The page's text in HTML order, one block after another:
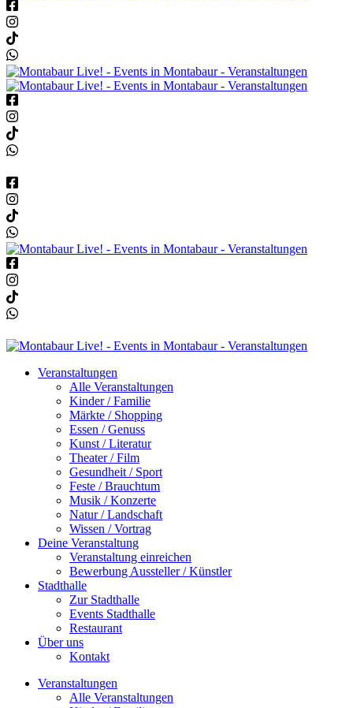
Veranstaltungen
Alle Veranstaltungen
Kinder / Familie
Märkte / Shopping
Essen / Genuss
Kunst / Literatur
Theater / Film
Gesundheit / Sport
Feste / Brauchtum
Musik / Konzerte
Natur / Landschaft
Wissen / Vortrag
Deine Veranstaltung
Veranstaltung einreichen
Bewerbung Aussteller / Künstler
Stadthalle
Zur Stadthalle
Events Stadthalle
Restaurant
Über uns
Kontakt
Veranstaltungen
Alle Veranstaltungen